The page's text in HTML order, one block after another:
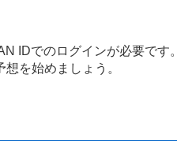
IDでのログインが必要です。
想を始めましょう。